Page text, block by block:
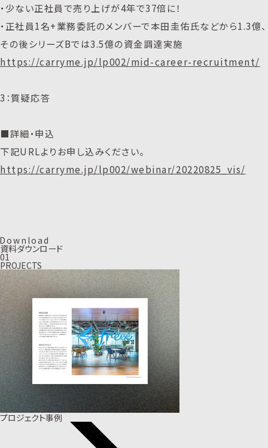
・少ない正社員で売り上げが4年で37倍に！
・正社員1名+業務委託のメンバーで本田圭佑氏などから1.3億、
その後シリーズBでは3.5億の資金調達実施
https://carryme.jp/lp002/mid-career-recruitment/
3：質疑応答
■詳細・申込
下記URLよりお申し込みください。
https://carryme.jp/lp002/webinar/20220825_vis/
Down load
資料ダウンロード
01
PROJECTS
プロジェクト事例